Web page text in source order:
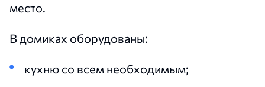
место.
В домиках оборудованы:
кухню со всем необходимым;